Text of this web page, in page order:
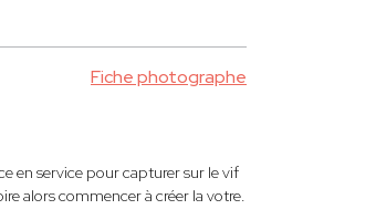
Fiche photographe
en service pour capturer sur le vif
alors commencer à créer la votre.